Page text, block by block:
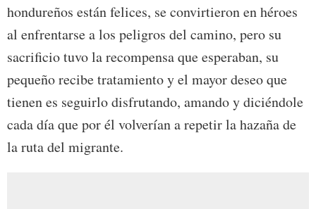
hondureños están felices, se convirtieron en héroes
al enfrentarse a los peligros del camino, pero su
sacrificio tuvo la recompensa que esperaban, su
pequeño recibe tratamiento y el mayor deseo que
tienen es seguirlo disfrutando, amando y diciéndole
cada día que por él volverían a repetir la hazaña de
la ruta del migrante.